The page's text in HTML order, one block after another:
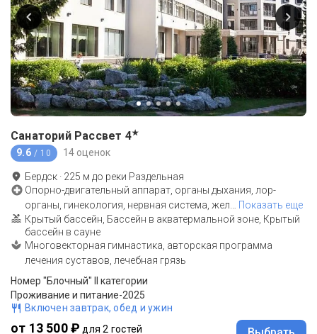
Санаторий Рассвет 4★
9.6 / 10 14 оценок
Бердск · 225 м до реки Раздельная
Опорно-двигательный аппарат, органы дыхания, лор-
органы, гинекология, нервная система, жел
Показать еще
Крытый бассейн, Бассейн в акватермальной зоне, Крытый
бассейн в сауне
Многовекторная гимнастика, авторская программа
лечения суставов, лечебная грязь
Номер "Блочный" II категории
Проживание и питание-2025
Включен завтрак, обед и ужин
от 13 500 ₽ для 2 гостей